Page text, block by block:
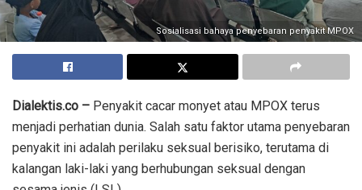
Sosialisasi bahaya penyebaran penyakit MPOX
Dialektis.co – Penyakit cacar monyet atau MPOX terus
menjadi perhatian dunia. Salah satu faktor utama penyebaran
penyakit ini adalah perilaku seksual berisiko, terutama di
kalangan laki-laki yang berhubungan seksual dengan